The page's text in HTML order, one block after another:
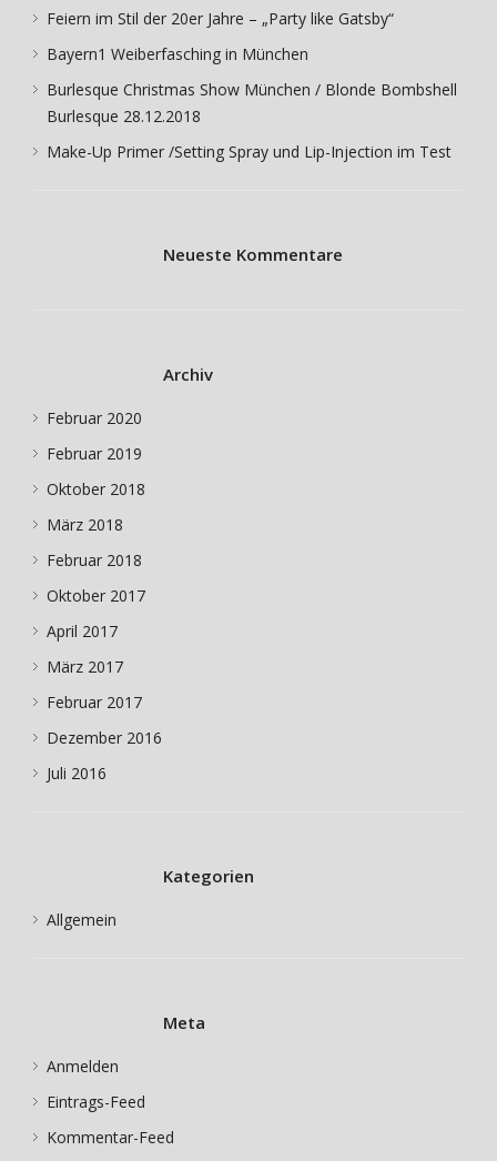
Feiern im Stil der 20er Jahre – „Party like Gatsby“
Bayern1 Weiberfasching in München
Burlesque Christmas Show München / Blonde Bombshell
Burlesque 28.12.2018
Make-Up Primer /Setting Spray und Lip-Injection im Test
Neueste Kommentare
Archiv
Februar 2020
Februar 2019
Oktober 2018
März 2018
Februar 2018
Oktober 2017
April 2017
März 2017
Februar 2017
Dezember 2016
Juli 2016
Kategorien
Allgemein
Meta
Anmelden
Eintrags-Feed
Kommentar-Feed